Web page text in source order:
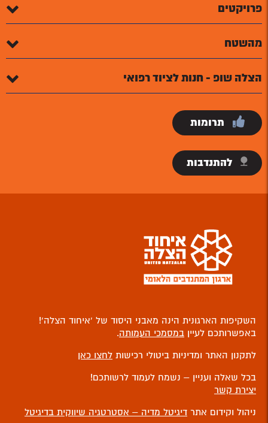
פרויקטים
מהשטח
הצלה שופ - חנות לציוד רפואי
תרומות
להתנדבות
השקיפות הארגונית הינה מאבני היסוד של ‘איחוד הצלה’!
באפשרותכם לעיין במסמכי העמותה.
לתקנון האתר ומדיניות ביטולי רכישות לחצו כאן
בכל שאלה ועניין – נשמח לעמוד לרשותכם!
יצירת קשר
ניהול וקידום אתר דיגיטל מדיה – אסטרטגיה שיווקית בדיגיטל